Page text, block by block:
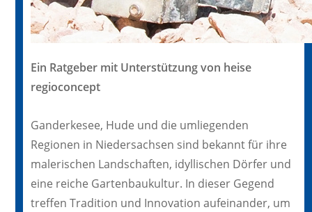
Ein Ratgeber mit Unterstützung von heise
regioconcept
Ganderkesee, Hude und die umliegenden
Regionen in Niedersachsen sind bekannt für ihre
malerischen Landschaften, idyllischen Dörfer und
eine reiche Gartenbaukultur. In dieser Gegend
treffen Tradition und Innovation aufeinander, um